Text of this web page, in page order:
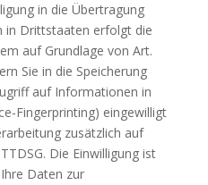
in die Übertragung
in Drittstaaten erfolgt die
auf Grundlage von Art.
Sie in die Speicherung
auf Informationen in
Fingerprinting) eingewilligt
zusätzlich auf
Die Einwilligung ist
Daten zur